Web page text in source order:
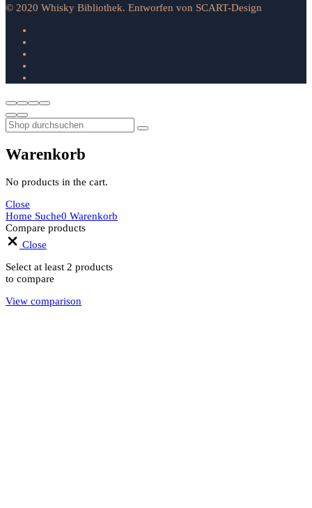
© 2020 Whisky Bibliothek. Entworfen von SCART-Design
Warenkorb
No products in the cart.
Close
Home Suche0 Warenkorb
Compare products
Close
Select at least 2 products
to compare
View comparison